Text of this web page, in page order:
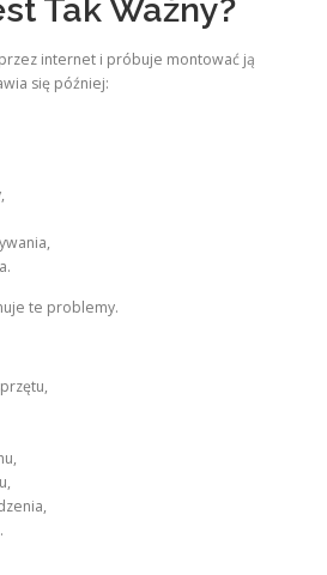
Tak Ważny?
internet i próbuje montować ją
się później:
te problemy.